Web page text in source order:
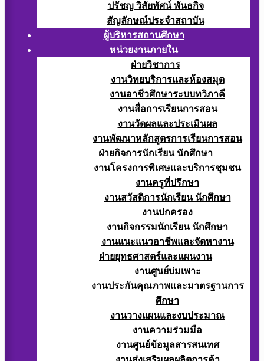
ปรัชญ วิสัยทัศน์ พันธกิจ
สัญลักษณ์ประจำสถาบัน
ผู้บริหารสถานศึกษา
หน่วยงานภายใน
ฝ่ายวิชาการ
งานวิทยบริการและห้องสมุด
งานอาชีวศึกษาระบบทวิภาคี
งานสื่อการเรียนการสอน
งานวัดผลและประเมินผล
งานพัฒนาหลักสูตรการเรียนการสอน
ฝ่ายกิจการนักเรียน นักศึกษา
งานโครงการพิเศษและบริการชุมชน
งานครูที่ปรึกษา
งานสวัสดิการนักเรียน นักศึกษา
งานปกครอง
งานกิจกรรมนักเรียน นักศึกษา
งานแนะแนวอาชีพและจัดหางาน
ฝ่ายยุทธศาสตร์และแผนงาน
งานศูนย์บ่มเพาะ
งานประกันคุณภาพและมาตรฐานการ
ศึกษา
งานวางแผนและงบประมาณ
งานความร่วมมือ
งานศูนย์ข้อมูลสารสนเทศ